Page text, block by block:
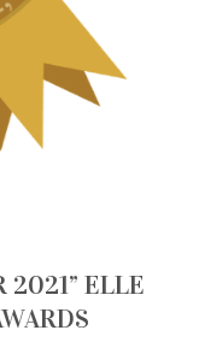
2021” ELLE